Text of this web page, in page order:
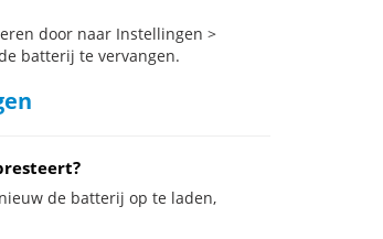
door naar Instellingen >
batterij te vervangen.
de batterij op te laden,